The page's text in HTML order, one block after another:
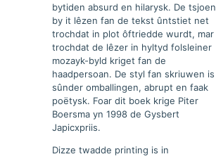
bytiden absurd en hilarysk. De tsjoen
by it lêzen fan de tekst ûntstiet net
trochdat in plot ôftriedde wurdt, mar
trochdat de lêzer in hyltyd folsleiner
mozayk-byld kriget fan de
haadpersoan. De styl fan skriuwen is
sûnder omballingen, abrupt en faak
poëtysk. Foar dit boek krige Piter
Boersma yn 1998 de Gysbert
Japicxpriis.
Dizze twadde printing is in